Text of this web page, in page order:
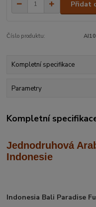
Přidat
Číslo produktu: AI10
Kompletní specifikace
Parametry
Kompletní
Jednodruhová
Indonesie
Indonesia Bali Paradise